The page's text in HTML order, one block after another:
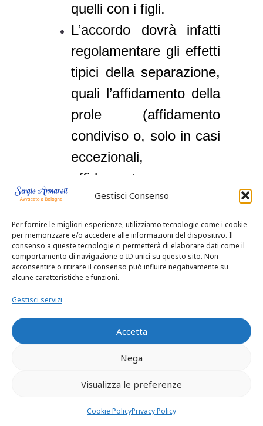
Gestisci Consenso
Per fornire le migliori esperienze, utilizziamo tecnologie come i cookie
per memorizzare e/o accedere alle informazioni del dispositivo. Il
consenso a queste tecnologie ci permetterà di elaborare dati come il
comportamento di navigazione o ID unici su questo sito. Non
acconsentire o ritirare il consenso può influire negativamente su
alcune caratteristiche e funzioni.
Gestisci servizi
Accetta
Nega
Visualizza le preferenze
Cookie PolicyPrivacy Policy
quelli con i figli.
L’accordo dovrà infatti
regolamentare gli effetti
tipici della separazione,
quali l’affidamento della
prole (affidamento
condiviso o, solo in casi
eccezionali,
affidamento
monogenitorale), il
mantenimento dei figli,
l’assegnazione della
casa coniugale,
l’assegno di
di un coniuge (ove
sussistano i
presupposti).
ALTEDO AVVOCATO
divorzista separazioni